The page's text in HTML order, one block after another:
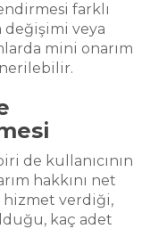
farklı
değişimi veya
mini onarım
de kullanıcının
hakkını net
hizmet verdiği,
kaç adet